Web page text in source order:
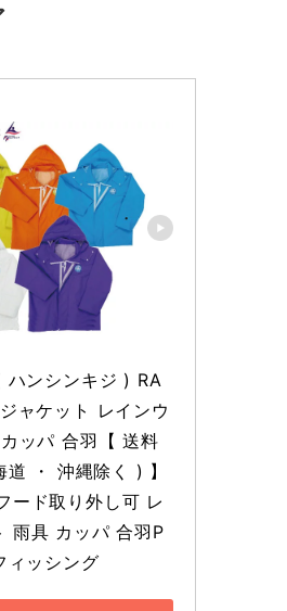
ハンシンキジ ) RA
ャケット レインウ
ッパ 合羽【 送料
・ 沖縄除く ) 】
ード取り外し可 レ
雨具 カッパ 合羽P
ィッシング